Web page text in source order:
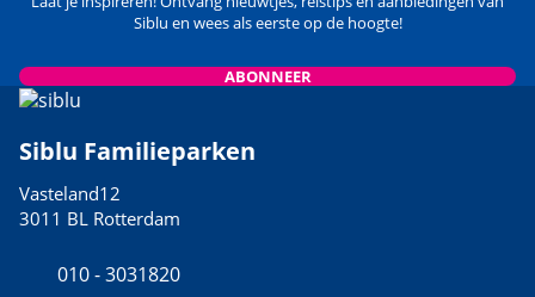
Siblu en wees als eerste op de hoogte!
ABONNEER
Siblu Familieparken
Vasteland12
3011 BL Rotterdam
010 - 3031820